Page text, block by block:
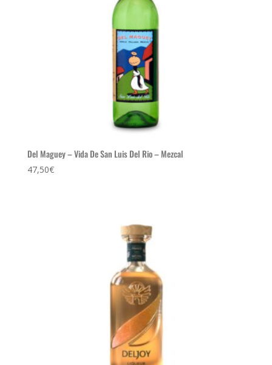
Del Maguey – Vida De San Luis Del Rio – Mezcal
47,50€